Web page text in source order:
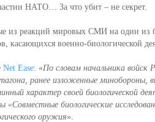
НАТО… За что убит – не секрет.
из реакций мировых СМИ на один из
касающихся военно-биологической
Net Ease: «По словам начальника
ранее изложенные минобороны,
характер своей биологической
«Совместные биологические
оружия».